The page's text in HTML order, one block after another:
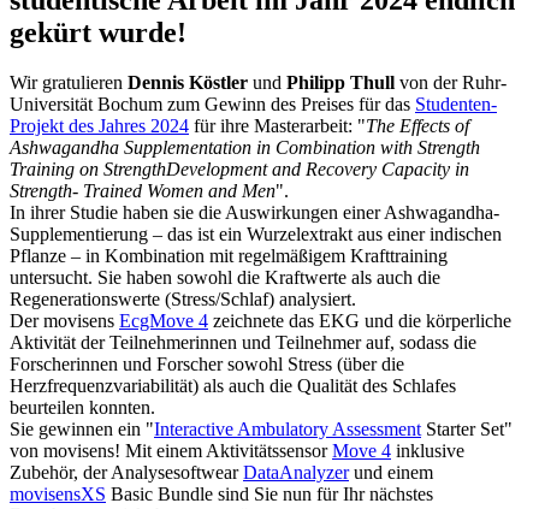
gekürt wurde!
Wir gratulieren Dennis Köstler und Philipp Thull von der Ruhr-
Universität Bochum zum Gewinn des Preises für das Studenten-
Projekt des Jahres 2024 für ihre Masterarbeit: "The Effects of
Ashwagandha Supplementation in Combination with Strength
Training on StrengthDevelopment and Recovery Capacity in
Strength- Trained Women and Men".
In ihrer Studie haben sie die Auswirkungen einer Ashwagandha-
Supplementierung – das ist ein Wurzelextrakt aus einer indischen
Pflanze – in Kombination mit regelmäßigem Krafttraining
untersucht. Sie haben sowohl die Kraftwerte als auch die
Regenerationswerte (Stress/Schlaf) analysiert.
Der movisens EcgMove 4 zeichnete das EKG und die körperliche
Aktivität der Teilnehmerinnen und Teilnehmer auf, sodass die
Forscherinnen und Forscher sowohl Stress (über die
Herzfrequenzvariabilität) als auch die Qualität des Schlafes
beurteilen konnten.
Sie gewinnen ein "Interactive Ambulatory AssessmentStarter Set"
von movisens! Mit einem AktivitätssensorMove 4 inklusive
Zubehör, der AnalysesoftwearDataAnalyzerund einem
movisensXS Basic Bundle sind Sie nun für Ihr nächstes